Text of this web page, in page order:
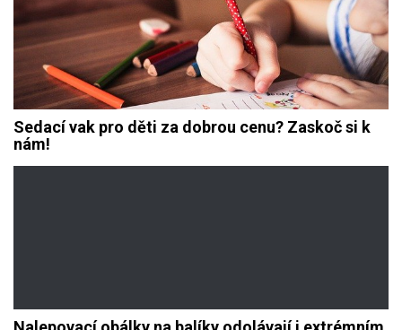
Sedací vak pro děti za dobrou cenu? Zaskoč si k
nám!